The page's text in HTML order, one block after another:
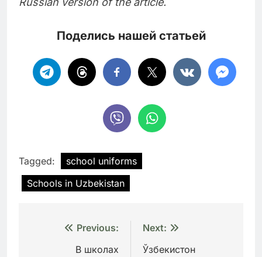
Поделись нашей статьей
Tagged:
school uniforms
Schools in Uzbekistan
Навигация
Previous:
В школах
Next:
Ўзбекистон